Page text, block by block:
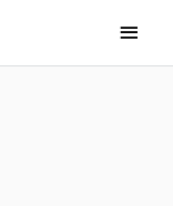
要